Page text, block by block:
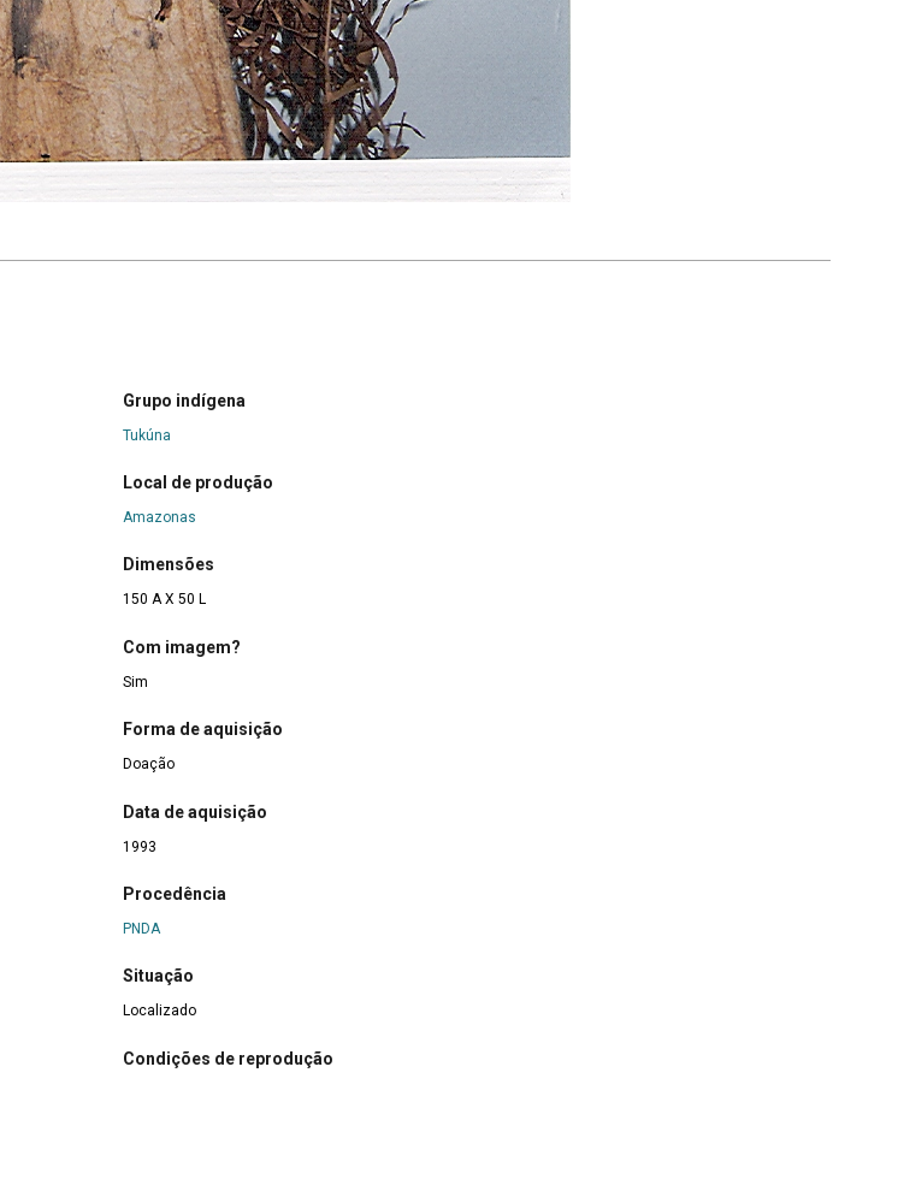
Grupo indígena
Tukúna
Local de produção
Amazonas
Dimensões
150 A X 50 L
Com imagem?
Sim
Forma de aquisição
Doação
Data de aquisição
1993
Procedência
PNDA
Situação
Localizado
Condições de reprodução